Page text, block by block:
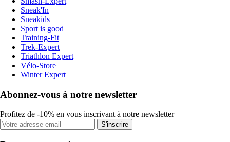
Sneak'In
Sneakids
Sport is good
Training-Fit
Trek-Expert
Triathlon Expert
Vélo-Store
Winter Expert
Abonnez-vous à notre newsletter
Profitez de -10% en vous inscrivant à notre newsletter
S'inscrire